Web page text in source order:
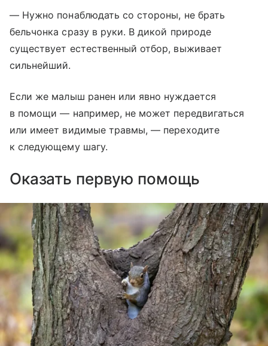
— Нужно понаблюдать со стороны, не брать
бельчонка сразу в руки. В дикой природе
существует естественный отбор, выживает
сильнейший.
Если же малыш ранен или явно нуждается
в помощи — например, не может передвигаться
или имеет видимые травмы, — переходите
к следующему шагу.
Оказать первую помощь